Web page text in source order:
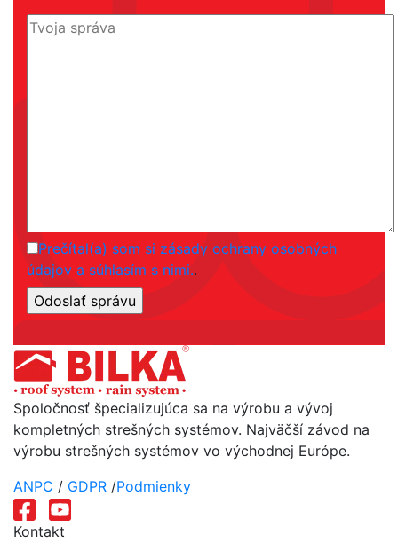
Prečítal(a) som si zásady ochrany osobných
údajov a súhlasím s nimi..
Spoločnosť špecializujúca sa na výrobu a vývoj
kompletných strešných systémov. Najväčší závod na
výrobu strešných systémov vo východnej Európe.
ANPC / GDPR /Podmienky
Kontakt